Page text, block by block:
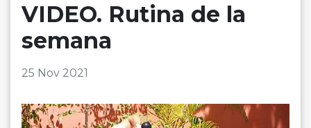
VIDEO. Rutina de la
semana
25 Nov 2021